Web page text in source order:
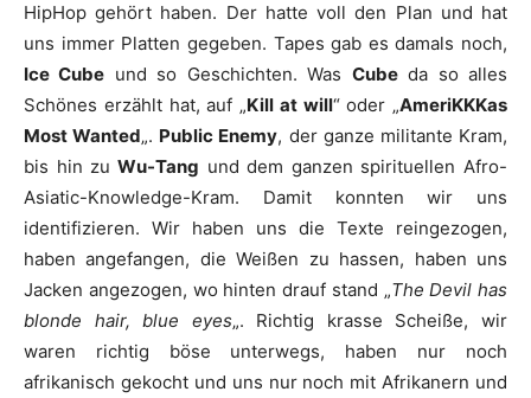
HipHop gehört haben. Der hatte voll den Plan und hat
uns immer Platten gegeben. Tapes gab es damals noch,
Ice Cube und so Geschichten. Was Cubeda so alles
Schönes erzählt hat, auf „Kill at will“ oder „AmeriKKKas
Most Wanted„. Public Enemy, der ganze militante Kram,
bis hin zu Wu-Tang und dem ganzen spirituellen Afro-
Asiatic-Knowledge-Kram. Damit konnten wir uns
identifizieren. Wir haben uns die Texte reingezogen,
haben angefangen, die Weißen zu hassen, haben uns
Jacken angezogen, wo hinten drauf stand „The Devil has
blonde hair, blue eyes„. Richtig krasse Scheiße, wir
waren richtig böse unterwegs, haben nur noch
afrikanisch gekocht und uns nur noch mit Afrikanern und